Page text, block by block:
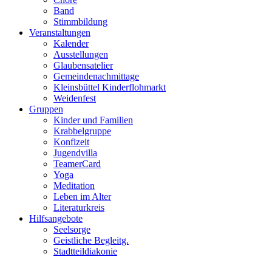
Band
Stimmbildung
Veranstaltungen
Kalender
Ausstellungen
Glaubensatelier
Gemeindenachmittage
Kleinsbüttel Kinder­flohmarkt
Weidenfest
Gruppen
Kinder und Familien
Krabbelgruppe
Konfizeit
Jugendvilla
TeamerCard
Yoga
Meditation
Leben im Alter
Literaturkreis
Hilfsangebote
Seelsorge
Geistliche Begleitg.
Stadtteildiakonie